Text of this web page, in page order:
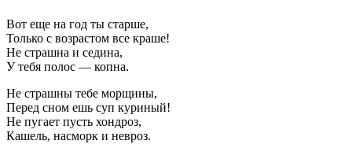
Вот еще на год ты старше,
Только с возрастом все краше!
Не страшна и седина,
У тебя полос ― копна.
Не страшны тебе морщины,
Перед сном ешь суп куриный!
Не пугает пусть хондроз,
Кашель, насморк и невроз.